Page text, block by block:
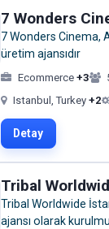
7 Wonders
7 Wonders Cinema,
üretim ajansıdır
Ecommerce +3
Istanbul, Turkey +2
Detay
Tribal
Tribal Worldwide
ajansı olarak